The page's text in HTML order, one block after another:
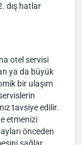
dış hatlar
otel servisi
ya da büyük
bir ulaşım
tavsiye edilir.
etmenizi
önceden